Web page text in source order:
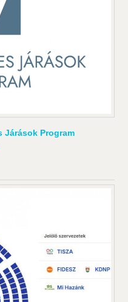
Járások Program